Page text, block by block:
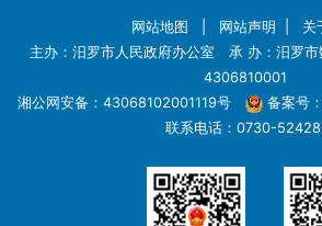
网站地图 网站声明
关
主办：汨罗市人民政府办公室 承 办：汨罗
4306810001
湘公网安备：43068102001119号
备案号：
联系电话：0730-